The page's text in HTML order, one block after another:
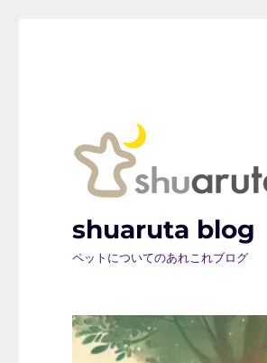
shuaruta blog
ペットについてのあれこれブログ